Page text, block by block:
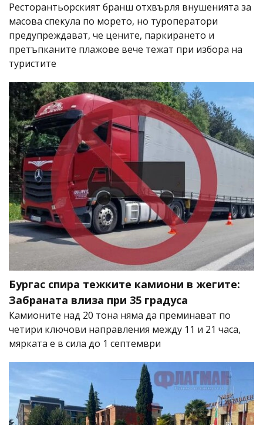
Ресторантьорският бранш отхвърля внушенията за
масова спекула по морето, но туроператори
предупреждават, че цените, паркирането и
претъпканите плажове вече тежат при избора на
туристите
Бургас спира тежките камиони в жегите:
Забраната влиза при 35 градуса
Камионите над 20 тона няма да преминават по
четири ключови направления между 11 и 21 часа,
мярката е в сила до 1 септември